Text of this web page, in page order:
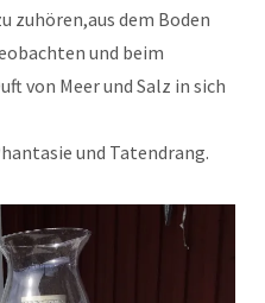
zuhören,aus dem Boden
und beim
von Meer und Salz in sich
und Tatendrang.